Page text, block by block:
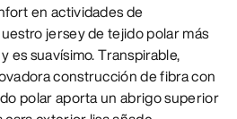
en actividades de
jersey de tejido polar más
es suavísimo. Transpirable,
construcción de fibra con
polar aporta un abrigo superior